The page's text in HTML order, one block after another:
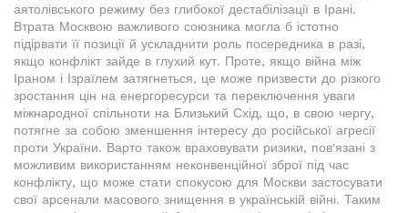
аятолівського режиму без глибокої дестабілізації в Ірані.
Втрата Москвою важливого союзника могла б істотно
підірвати її позиції й ускладнити роль посередника в разі,
якщо конфлікт зайде в глухий кут. Проте, якщо війна між
Іраном і Ізраїлем затягнеться, це може призвести до різкого
зростання цін на енергоресурси та переключення уваги
міжнародної спільноти на Близький Схід, що, в свою чергу,
потягне за собою зменшення інтересу до російської агресії
проти України. Варто також враховувати ризики, пов'язані з
можливим використанням неконвенційної зброї під час
конфлікту, що може стати спокусою для Москви застосувати
свої арсенали масового знищення в українській війні. Таким